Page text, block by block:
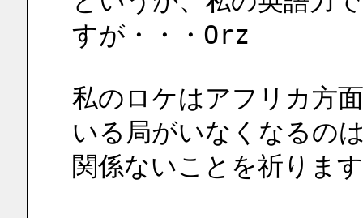
すが・・・Orz
私のロケはアフリカ方
いる局がいなくなるの
関係ないことを祈りま